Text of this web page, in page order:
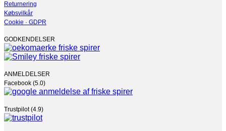
Returnering
Købsvilkår
Cookie · GDPR
GODKENDELSER
ANMELDELSER
Facebook (5.0)
Trustpilot (4.9)